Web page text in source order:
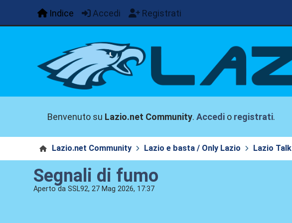
Indice Accedi Registrati
Benvenuto su Lazio.net Community.Accedi o registrati.
Lazio.net Community Lazio e basta / Only Lazio Lazio Talk
Segnali di fumo
Aperto da SSL92, 27 Mag 2026, 17:37